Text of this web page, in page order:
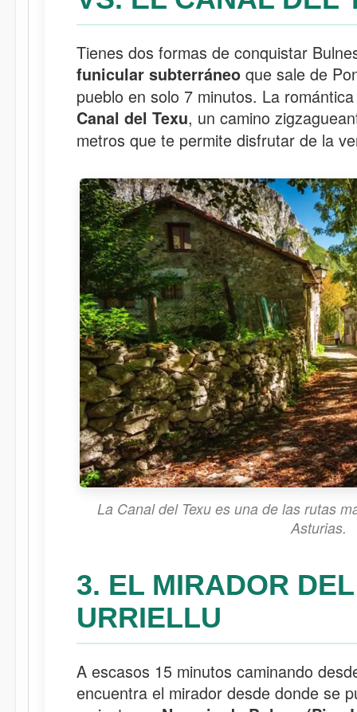
Tienes dos formas de conquistar
funicular subterráneo que sale de
pueblo en solo 7 minutos. La
Canal del Texu, un camino
metros que te permite disfrutar de la
La Canal del Texu es una de las rutas
Asturias.
3. EL MIRADOR
URRIELLU
A escasos 15 minutos caminando
encuentra el mirador desde donde se